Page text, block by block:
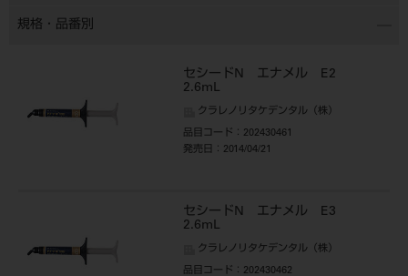
規格・品番別
セシードN エナメル E2
2.6mL
クラレノリタケデンタル（株）
品目コード ：202430461
発売日
：2014/04/21
セシードN エナメル E3
2.6mL
クラレノリタケデンタル（株）
品目コード ：202430462